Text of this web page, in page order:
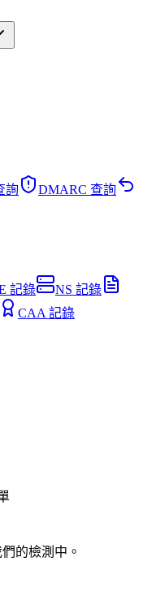
詢
DMARC 查詢
記錄
NS 記錄
CAA 記錄
的檢測中。